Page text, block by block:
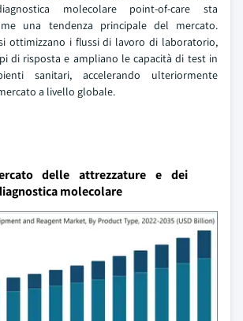
molecolare point-of-care sta
una tendenza principale del mercato.
ottimizzano i flussi di lavoro di laboratorio,
di risposta e ampliano le capacità di test in
sanitari, accelerando ulteriormente
a livello globale.
delle attrezzature e dei
molecolare